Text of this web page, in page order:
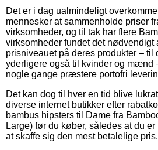
Det er i dag ualmindeligt
mennesker at sammenholde priser
virksomheder, og til tak har flere
virksomheder fundet det nødvendigt
prisniveauet på deres produkter – til
yderligere også til kvinder og mænd
nogle gange præstere portofri
Det kan dog til hver en tid blive
diverse internet butikker efter
bambus hipsters til Dame fra
Large) før du køber, således at du
at skaffe sig den mest betalelige pris.